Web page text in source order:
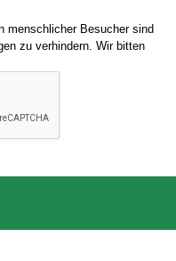
menschlicher Besucher sind
zu verhindern. Wir bitten